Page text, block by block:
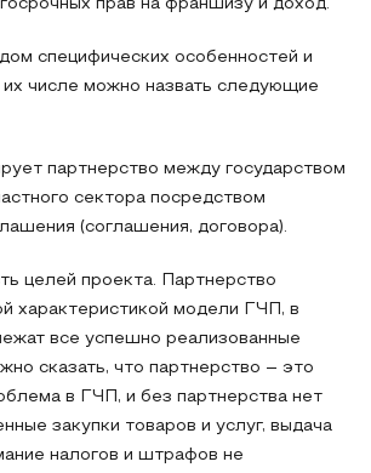
прав на франшизу и доход.
специфических особенностей и
их числе можно назвать следующие
партнерство между государством
сектора посредством
(соглашения, договора).
целей проекта. Партнерство
характеристикой модели ГЧП, в
все успешно реализованные
сказать, что партнерство – это
в ГЧП, и без партнерства нет
закупки товаров и услуг, выдача
налогов и штрафов не